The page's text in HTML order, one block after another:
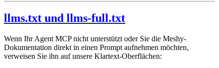
llms.txt und llms-full.txt
Wenn Ihr Agent MCP nicht unterstützt oder Sie die Meshy-
Dokumentation direkt in einen Prompt aufnehmen möchten,
verweisen Sie ihn auf unsere Klartext-Oberflächen: